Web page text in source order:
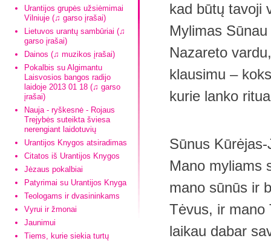
Urantijos grupės užsiėmimai
Vilniuje (♫ garso įrašai)
Lietuvos urantų sambūriai (♫
garso įrašai)
Dainos (♫ muzikos įrašai)
Pokalbis su Algimantu
Laisvosios bangos radijo
laidoje 2013 01 18 (♫ garso
įrašai)
Nauja - ryškesnė - Rojaus
Trejybės suteikta šviesa
nerengiant laidotuvių
Urantijos Knygos atsiradimas
Citatos iš Urantijos Knygos
Jėzaus pokalbiai
Patyrimai su Urantijos Knyga
Teologams ir dvasininkams
Vyrui ir žmonai
Jaunimui
Tiems, kurie siekia turtų
kad būtų tavoji
Mylimas
Nazareto
klausimu –
kurie lanko
Sūnus
Mano myliams
mano sūnūs ir
Tėvus, ir mano
laikau dabar